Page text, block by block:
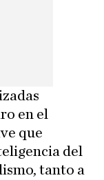
en el
que
del
tanto a